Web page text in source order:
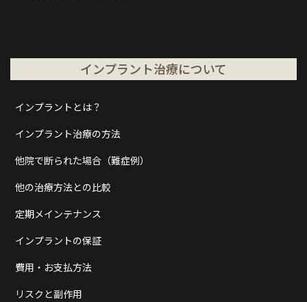
インプラント治療について
インプラントとは？
インプラント治療の方法
他院で断られた場合（難症例）
他の治療方法との比較
定期メインテナンス
インプラントの保証
費用・お支払方法
リスクと副作用